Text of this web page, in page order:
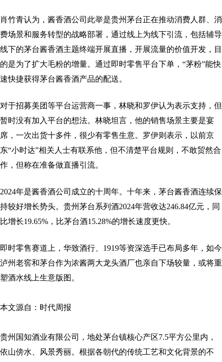
肖竹青认为，酱香酒公司此举是贵州茅台正在推动消费人群、消
费场景和服务转型的战略部署，通过线上为线下引流，包括辅导
线下的茅台酱香酒主题终端开展直播，开展流量的价值开发，目
的是为了扩大毛粉的增量。通过即时零售平台下单，“茅粉”能快
速快捷获得茅台酱香酒产品的配送。
对于招募美团等平台运营商一事，林晓和罗伊认为表示支持，但
暂时没有加入平台的想法。林晓坦言，他的销售场景主要是宴
席，一次出货十多件，很少有零售生意。罗伊则表示，以前京
东“小时达”相关人士有联系他，但不清楚平台规则，不敢贸然合
作，但称在准备做直播引流。
2024年是酱香酒公司成立的十周年。十年来，茅台酱香酒连续保
持较好增长势头。贵州茅台系列酒2024年营收达246.84亿元，同
比增长19.65%，比茅台酒15.28%的增长速度更快。
即时零售赛道上，华致酒行、1919等资深选手已布局多年，如今
泸州老窖和茅台作为浓酱两大龙头酒厂也亲自下场较量，或将重
塑酒水线上生意版图。
本文源自：时代周报
贵州国知酒业有限公司，地处茅台镇核心产区7.5平方公里内，
依山傍水、风景秀丽。根据各朝代的传统工艺和文化背景的不